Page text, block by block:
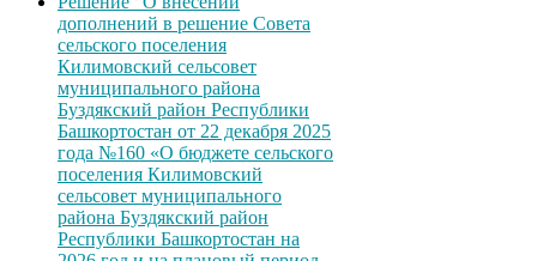
дополнений в решение Совета
сельского поселения
Килимовский сельсовет
муниципального района
Буздякский район Республики
Башкортостан от 22 декабря 2025
года №160 «О бюджете сельского
поселения Килимовский
сельсовет муниципального
района Буздякский район
Республики Башкортостан на